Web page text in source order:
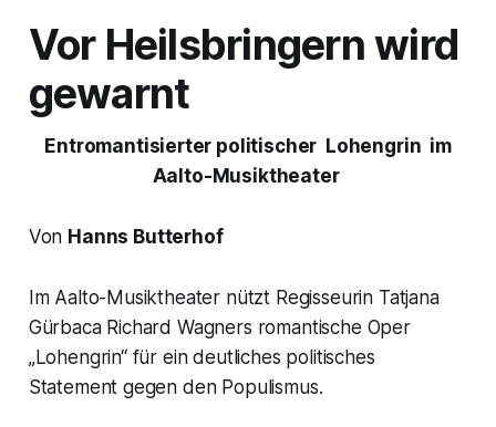
Vor Heilsbringern wird
gewarnt
Entromantisierter politischer Lohengrin im
Aalto-Musiktheater
Von Hanns Butterhof
Im Aalto-Musiktheater nützt Regisseurin Tatjana
Gürbaca Richard Wagners romantische Oper
„Lohengrin“ für ein deutliches politisches
Statement gegen den Populismus.